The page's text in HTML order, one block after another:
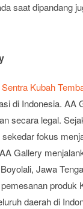
saat dipandang
Sentra Kubah
di Indonesia. AA
secara legal.
fokus
Gallery
Jawa
produk
daerah di